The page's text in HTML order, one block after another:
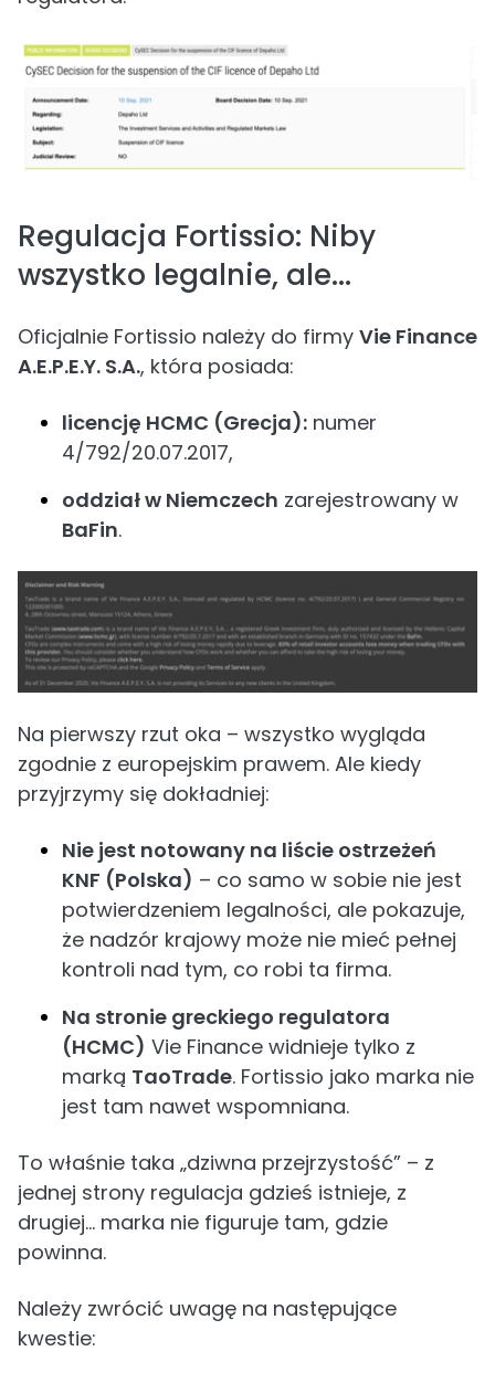
Regulacja Fortissio: Niby
wszystko legalnie, ale...
Oficjalnie Fortissio należy do firmy Vie Finance
A.E.P.E.Y. S.A., która posiada:
licencję HCMC (Grecja): numer
4/792/20.07.2017,
oddział w Niemczech zarejestrowany w
BaFin.
Na pierwszy rzut oka – wszystko wygląda
zgodnie z europejskim prawem. Ale kiedy
przyjrzymy się dokładniej:
Nie jest notowany na liście ostrzeżeń
KNF (Polska) – co samo w sobie nie jest
potwierdzeniem legalności, ale pokazuje,
że nadzór krajowy może nie mieć pełnej
kontroli nad tym, co robi ta firma.
Na stronie greckiego regulatora
(HCMC) Vie Finance widnieje tylko z
marką TaoTrade. Fortissio jako marka nie
jest tam nawet wspomniana.
To właśnie taka „dziwna przejrzystość” – z
jednej strony regulacja gdzieś istnieje, z
drugiej… marka nie figuruje tam, gdzie
powinna.
Należy zwrócić uwagę na następujące
kwestie: